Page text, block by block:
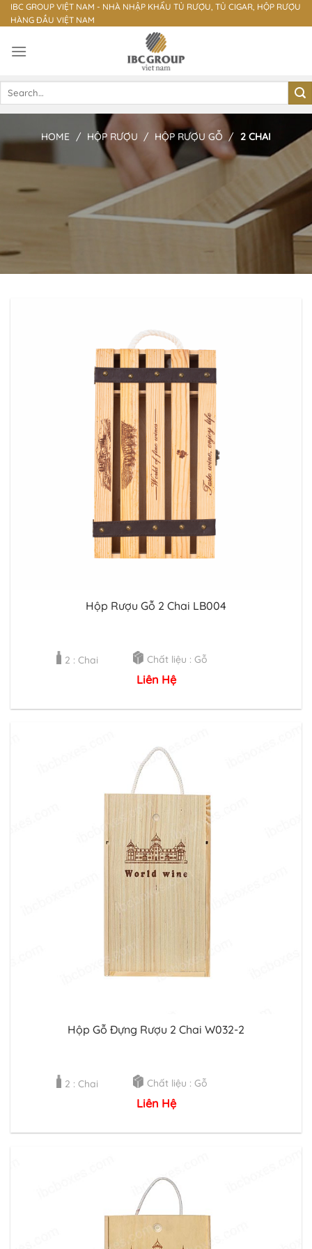
Skip
to
IBC GROUP VIỆT NAM - NHÀ NHẬP KHẨU TỦ RƯỢU, TỦ CIGAR, HỘP RƯỢU
HÀNG ĐẦU VIỆT NAM
Search
HOME / HỘP RƯỢU / HỘP RƯỢU GỖ / 2 CHAI
Hộp Rượu Gỗ 2 Chai LB004
2 : Chai Chất liệu : Gỗ
Liên Hệ
Hộp Gỗ Đựng Rượu 2 Chai W032-2
2 : Chai Chất liệu : Gỗ
Liên Hệ